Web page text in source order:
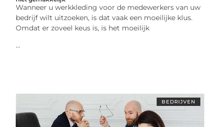
Wanneer u werkkleding voor de medewerkers van uw
bedrijf wilt uitzoeken, is dat vaak een moeilijke klus.
Omdat er zoveel keus is, is het moeilijk
...
BEDRIJVEN